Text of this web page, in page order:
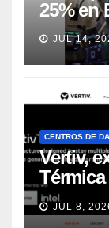
25% en
JUL 14,
CENTROS DE
Vertiv,
Datos,
JUL 8,